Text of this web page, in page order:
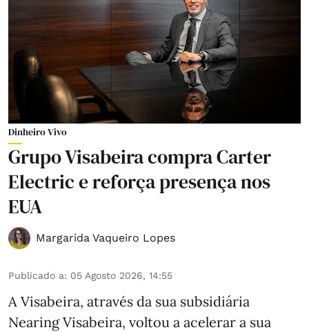
Dinheiro Vivo
Grupo Visabeira compra Carter
Electric e reforça presença nos
EUA
Margarida Vaqueiro Lopes
Publicado a: 05 Agosto 2026, 14:55
A Visabeira, através da sua subsidiária
Nearing Visabeira, voltou a acelerar a sua